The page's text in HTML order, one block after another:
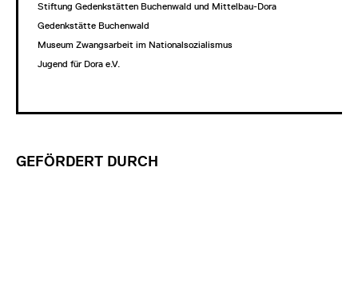
Stiftung Gedenkstätten Buchenwald und Mittelbau-Dora
Gedenkstätte Buchenwald
Museum Zwangsarbeit im Nationalsozialismus
Jugend für Dora e.V.
GEFÖRDERT DURCH